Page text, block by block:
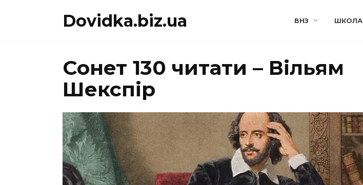
Dovidka.biz.ua ВНЗ ШКОЛА
Сонет 130 читати – Вільям
Шекспір